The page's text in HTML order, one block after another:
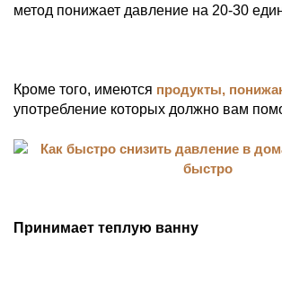
метод понижает давление на 20-30
Кроме того, имеются продукты,
употребление которых должно вам
Принимает теплую ванну